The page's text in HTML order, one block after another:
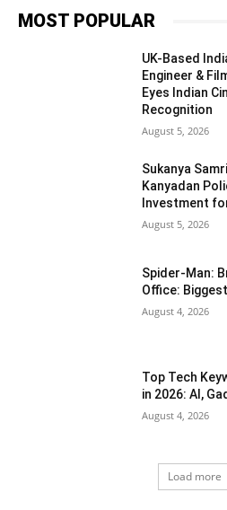
MOST POPULAR
UK-Based
Engineer &
Eyes Indian
Recognition
August 5, 2026
Sukanya
Kanyadan
Investment
August 5, 2026
Spider-Man:
Office:
August 4, 2026
Top Tech
in 2026: AI,
August 4, 2026
Load more